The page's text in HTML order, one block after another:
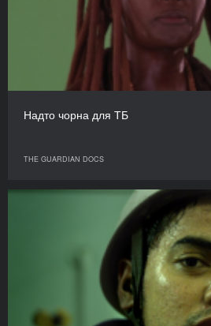
Надто чорна для ТБ
THE GUARDIAN DOCS